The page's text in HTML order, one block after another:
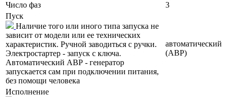
Число фаз
3
Пуск
Наличие того или иного типа запуска не
зависит от модели или ее технических
характеристик. Ручной заводиться с ручки.
Электростартер - запуск с ключа.
Автоматический АВР - генератор
запускается сам при подключении питания,
без помощи человека
автоматический
(АВР)
Исполнение